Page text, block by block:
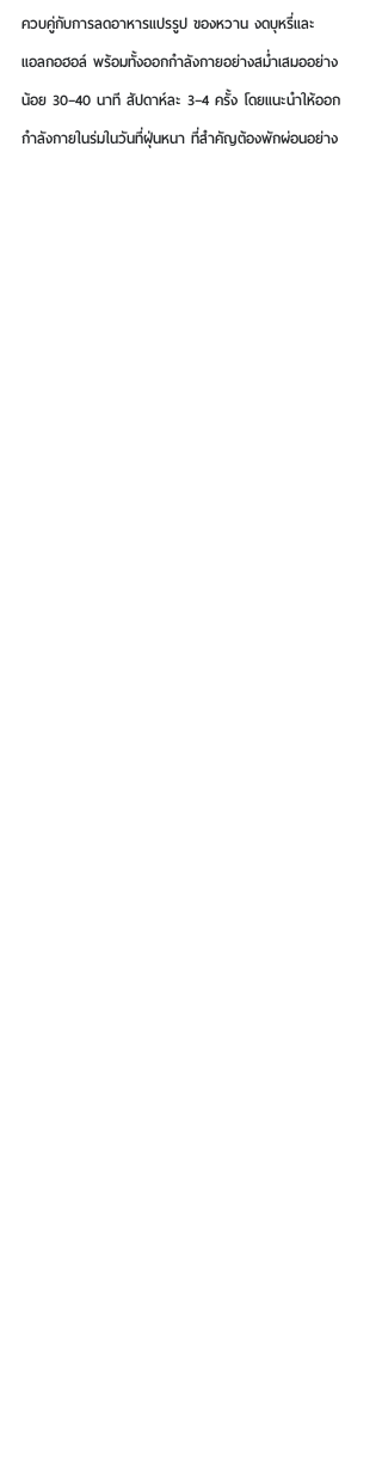
ควบคู่กับการลดอาหารแปรรูป ของหวาน งดบุหรี่และ
แอลกอฮอล์ พร้อมทั้งออกกำลังกายอย่างสม่ำเสมออย่าง
น้อย 30–40 นาที สัปดาห์ละ 3–4 ครั้ง โดยแนะนำให้ออก
กำลังกายในร่มในวันที่ฝุ่นหนา ที่สำคัญต้องพักผ่อนอย่าง